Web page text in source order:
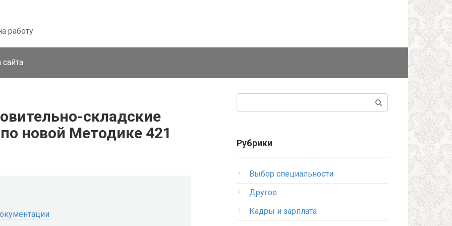
работу
сайта
складские
новой Методике 421
Рубрики
Выбор специальности
Другое
Кадры и зарплата